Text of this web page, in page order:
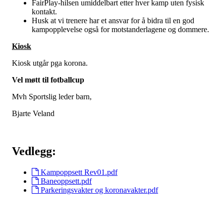
FairPlay-hilsen umiddelbart etter hver kamp uten fysisk
kontakt.
Husk at vi trenere har et ansvar for å bidra til en god
kampopplevelse også for motstanderlagene og dommere.
Kiosk
Kiosk utgår pga korona.
Vel møtt til fotballcup
Mvh Sportslig leder barn,
Bjarte Veland
Vedlegg:
Kampoppsett Rev01.pdf
Baneoppsett.pdf
Parkeringsvakter og koronavakter.pdf